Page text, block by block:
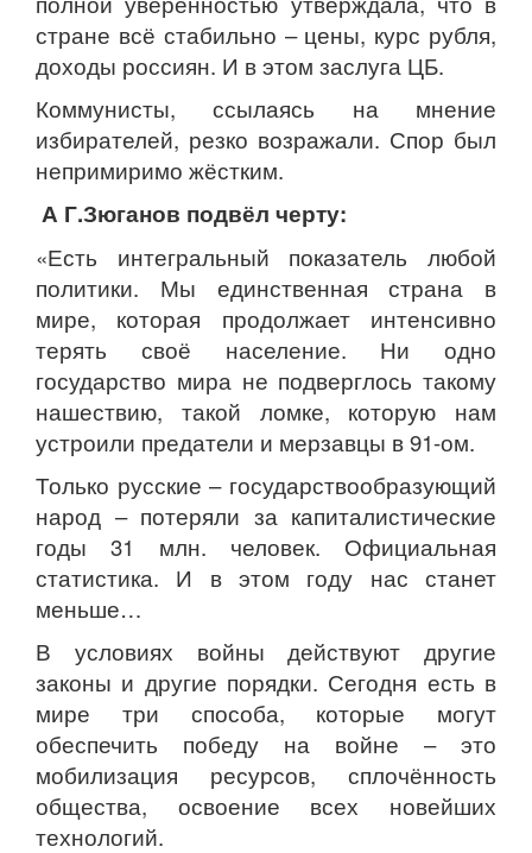
стране всё стабильно – цены, курс рубля,
доходы россиян. И в этом заслуга ЦБ.
Коммунисты, ссылаясь на мнение
избирателей, резко возражали. Спор был
непримиримо жёстким.
А Г.Зюганов подвёл черту:
«Есть интегральный показатель любой
политики. Мы единственная страна в
мире, которая продолжает интенсивно
терять своё население. Ни одно
государство мира не подверглось такому
нашествию, такой ломке, которую нам
устроили предатели и мерзавцы в 91-ом.
Только русские – государствообразующий
народ – потеряли за капиталистические
годы 31 млн. человек. Официальная
статистика. И в этом году нас станет
меньше…
В условиях войны действуют другие
законы и другие порядки. Сегодня есть в
мире три способа, которые могут
обеспечить победу на войне – это
мобилизация ресурсов, сплочённость
общества, освоение всех новейших
технологий.